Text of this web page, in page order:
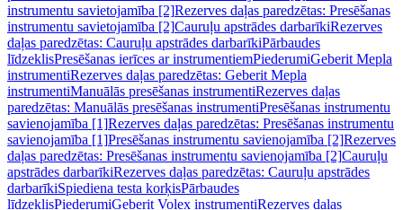
instrumentu savietojamība [2]Rezerves daļas paredzētas: Presēšanas
instrumentu savietojamība [2]Cauruļu apstrādes darbarīkiRezerves
daļas paredzētas: Cauruļu apstrādes darbarīkiPārbaudes
līdzeklisPresēšanas ierīces ar instrumentiemPiederumiGeberit Mepla
instrumentiRezerves daļas paredzētas: Geberit Mepla
instrumentiManuālās presēšanas instrumentiRezerves daļas
paredzētas: Manuālās presēšanas instrumentiPresēšanas instrumentu
savienojamība [1]Rezerves daļas paredzētas: Presēšanas instrumentu
savienojamība [1]Presēšanas instrumentu savienojamība [2]Rezerves
daļas paredzētas: Presēšanas instrumentu savienojamība [2]Cauruļu
apstrādes darbarīkiRezerves daļas paredzētas: Cauruļu apstrādes
darbarīkiSpiediena testa korķisPārbaudes
līdzeklisPiederumiGeberit Volex instrumentiRezerves daļas